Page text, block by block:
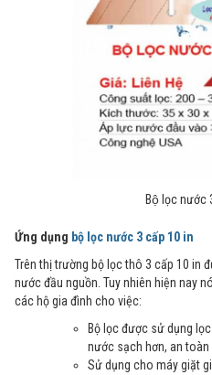
Bộ lọc nước
Ứng dụng bộ lọc nước 3 cấp 10 in
Trên thị trường bộ lọc thô 3 cấp 10 in
nước đầu nguồn. Tuy nhiên hiện nay
các hộ gia đình cho việc:
Bộ lọc được sử dụng
nước sạch hơn, an toàn
Sử dụng cho máy giặt